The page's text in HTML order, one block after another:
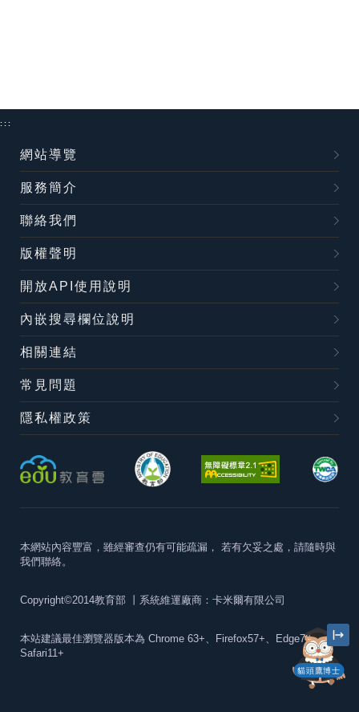
貓頭鷹博士
:::
網站導覽
服務簡介
聯絡我們
版權聲明
開放API使用說明
內嵌搜尋欄位說明
相關連結
常見問題
隱私權政策
本網站內容豐富，雖經審查仍有可能疏漏， 若有欠妥之處，請隨時與
我們聯絡。
Copyright©2014教育部 丨系統維運廠商：卡米爾有限公司
本站建議最佳瀏覽器版本為 Chrome 63+、Firefox57+、Edge79+及
Safari11+